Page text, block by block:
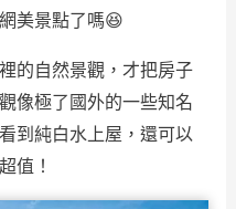
美景點了嗎😆
的自然景觀，才把房子
像極了國外的一些知名
到純白水上屋，還可以
值！